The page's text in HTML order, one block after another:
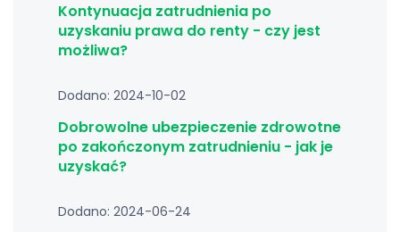
Kontynuacja zatrudnienia po
uzyskaniu prawa do renty - czy jest
możliwa?
Dodano: 2024-10-02
Dobrowolne ubezpieczenie zdrowotne
po zakończonym zatrudnieniu - jak je
uzyskać?
Dodano: 2024-06-24